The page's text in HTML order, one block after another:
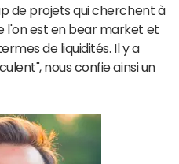
de projets qui cherchent à
l'on est en bear market et
de liquidités. Il y a
nous confie ainsi un